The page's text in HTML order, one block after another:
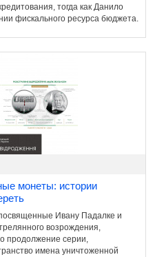
тогда как Данило
фискального ресурса бюджета.
монеты: истории
Ивану Падалке и
возрождения,
продолжение серии,
имена уничтоженной